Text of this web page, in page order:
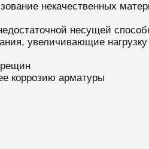
некачественных
несущей
увеличивающие нагрузку
коррозию арматуры